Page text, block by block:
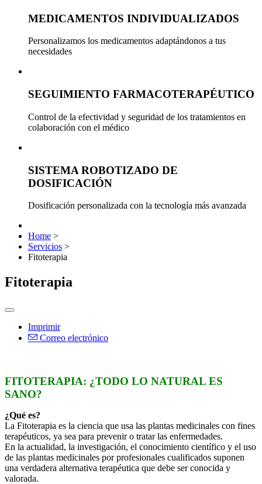
MEDICAMENTOS INDIVIDUALIZADOS
Personalizamos los medicamentos adaptándonos a tus
necesidades
SEGUIMIENTO FARMACOTERAPÉUTICO
Control de la efectividad y seguridad de los tratamientos en
colaboración con el médico
SISTEMA ROBOTIZADO DE
DOSIFICACIÓN
Dosificación personalizada con la tecnología más avanzada
Home >
Servicios >
Fitoterapia
Fitoterapia
Imprimir
Correo electrónico
FITOTERAPIA: ¿TODO LO NATURAL ES
SANO?
¿Qué es?
La Fitoterapia es la ciencia que usa las plantas medicinales con fines
terapéuticos, ya sea para prevenir o tratar las enfermedades.
En la actualidad, la investigación, el conocimiento científico y el uso
de las plantas medicinales por profesionales cualificados suponen
una verdadera alternativa terapéutica que debe ser conocida y
valorada.